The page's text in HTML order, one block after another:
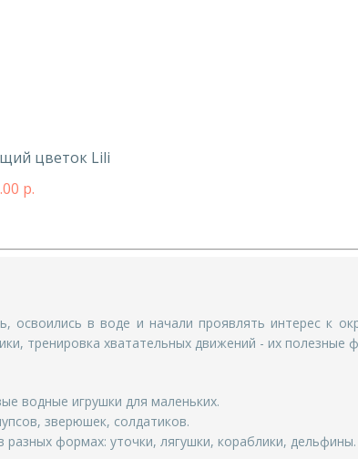
цветок Lili
р.
освоились в воде и начали проявлять интерес к
тренировка хватательных движений - их полезные
водные игрушки для маленьких.
зверюшек, солдатиков.
формах: уточки, лягушки, кораблики, дельфины.